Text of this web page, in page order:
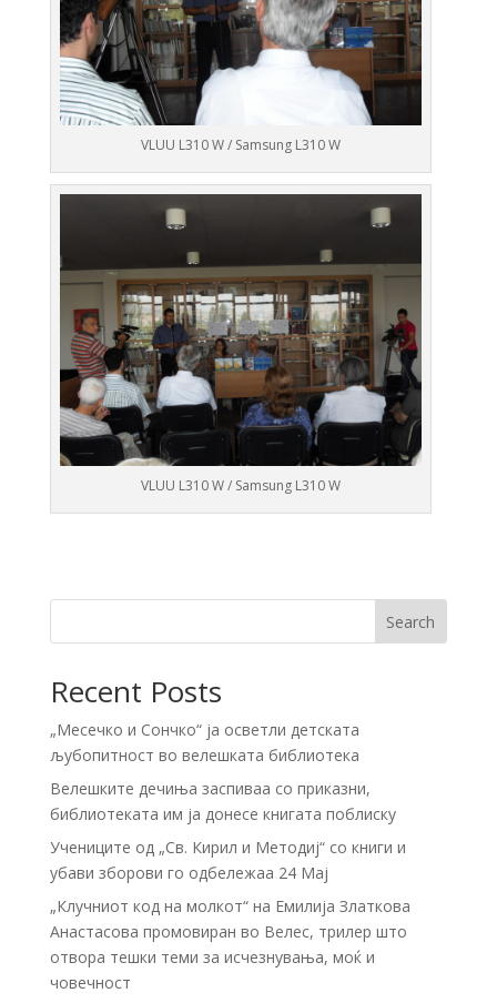
VLUU L310 W / Samsung L310 W
VLUU L310 W / Samsung L310 W
Search
Recent Posts
„Месечко и Сончко“ ја осветли детската
љубопитност во велешката библиотека
Велешките дечиња заспиваа со приказни,
библиотеката им ја донесе книгата поблиску
Учениците од „Св. Кирил и Методиј“ со книги и
убави зборови го одбележаа 24 Мај
„Клучниот код на молкот“ на Емилија Златкова
Анастасова промовиран во Велес, трилер што
отвора тешки теми за исчезнувања, моќ и
човечност